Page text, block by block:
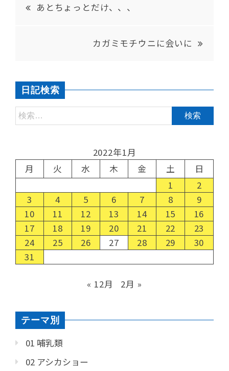
あとちょっとだけ、、、
カガミモチウニに会いに
日記検索
2022年1月
月
火 水 木 金 土
日
1
2
3
4 5 6 7 8
9
10
11 12 13 14 15
16
17
18 19 20 21 22
23
24
25 26 27 28 29
30
31
« 12月 2月 »
テーマ別
01 哺乳類
02 アシカショー